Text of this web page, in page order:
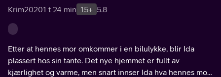
Krim20201 t 24 min 15+ 5.8
Etter at hennes mor omkommer i en bilulykke, blir Ida
plassert hos sin tante. Det nye hjemmet er fullt av
kjærlighet og varme, men snart innser Ida hva hennes mor